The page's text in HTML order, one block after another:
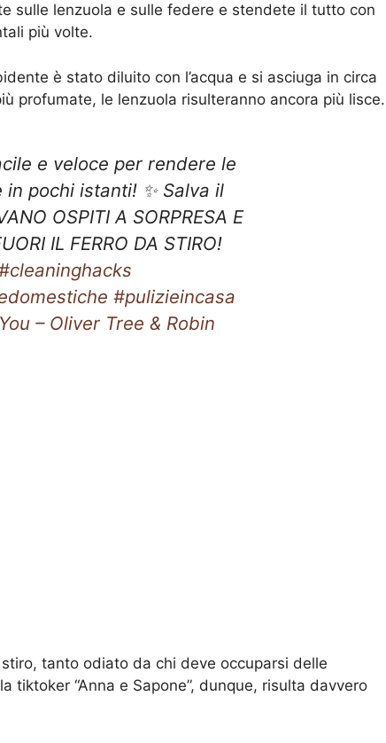
sulle lenzuola e sulle federe e stendete il tutto con
più volte.
è stato diluito con l’acqua e si asciuga in circa
profumate, le lenzuola risulteranno ancora più lisce.
e veloce per rendere le
pochi istanti! ✨ Salva il
OSPITI A SORPRESA E
IL FERRO DA STIRO!
#pulizieincasa
– Oliver Tree & Robin
tanto odiato da chi deve occuparsi delle
tiktoker “Anna e Sapone”, dunque, risulta davvero